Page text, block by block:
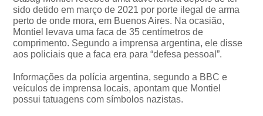
sido detido em março de 2021 por porte ilegal de arma
perto de onde mora, em Buenos Aires. Na ocasião,
Montiel levava uma faca de 35 centímetros de
comprimento. Segundo a imprensa argentina, ele disse
aos policiais que a faca era para “defesa pessoal”.
Informações da polícia argentina, segundo a BBC e
veículos de imprensa locais, apontam que Montiel
possui tatuagens com símbolos nazistas.